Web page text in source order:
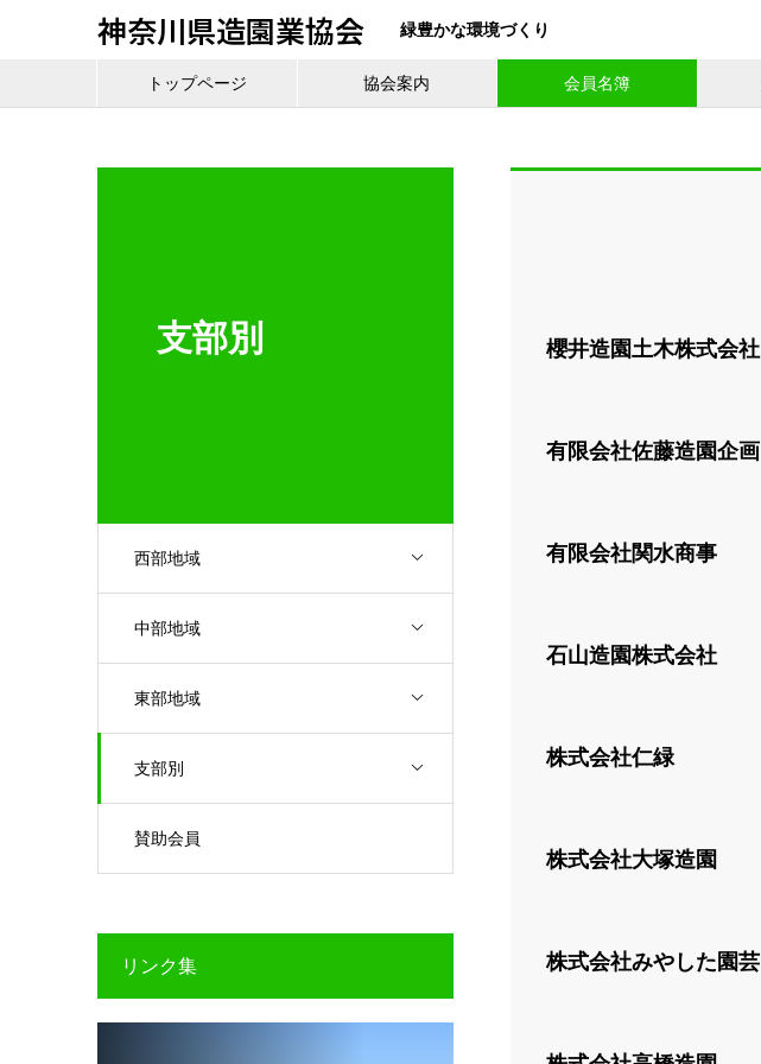
神奈川県造園業協会 緑豊かな環境づくり
トップページ 協会案内 会員名簿
支部別
西部地域
中部地域
東部地域
支部別
賛助会員
櫻井造園土木株式会社
有限会社佐藤造園企画
有限会社関水商事
石山造園株式会社
株式会社仁緑
株式会社大塚造園
株式会社みやした園芸
リンク集